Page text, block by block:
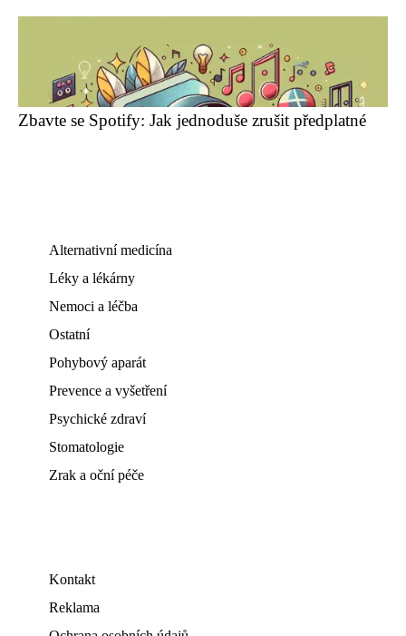
Zbavte se Spotify: Jak jednoduše zrušit předplatné
Alternativní medicína
Léky a lékárny
Nemoci a léčba
Ostatní
Pohybový aparát
Prevence a vyšetření
Psychické zdraví
Stomatologie
Zrak a oční péče
Kontakt
Reklama